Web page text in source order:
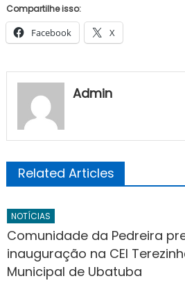
Compartilhe isso:
Facebook X
Admin
Related Articles
NOTÍCIAS
Comunidade da Pedreira
inauguração na CEI
Municipal de Ubatuba